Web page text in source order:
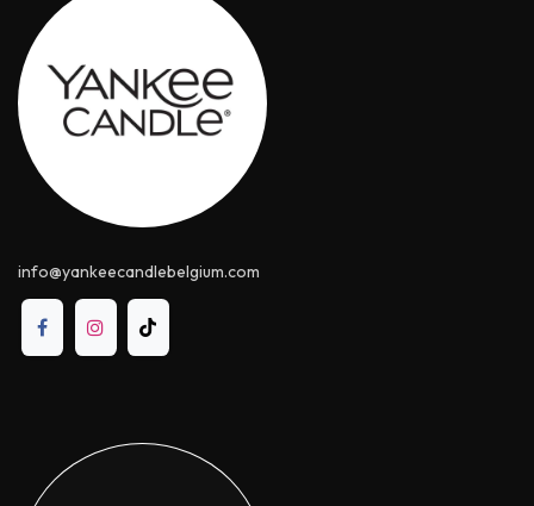
info@yankeecandle​belgium.com